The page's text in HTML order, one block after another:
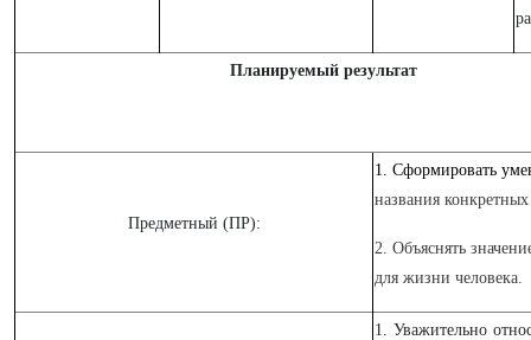
Планируемый результат
Предметный (ПР):
1. Сформировать
названия
2. Объяснять
для жизни человека.
1. Уважительно